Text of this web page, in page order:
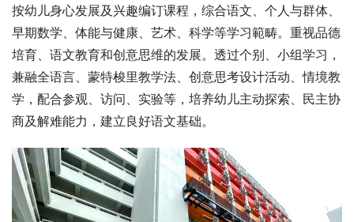
按幼儿身心发展及兴趣编订课程，综合语文、个人与群体、
早期数学、体能与健康、艺术、科学等学习範畴。重视品德
培育、语文教育和创意思维的发展。透过个别、小组学习，
兼融全语言、蒙特梭里教学法、创意思考设计活动、情境教
学，配合参观、访问、实验等，培养幼儿主动探索、民主协
商及解难能力，建立良好语文基础。